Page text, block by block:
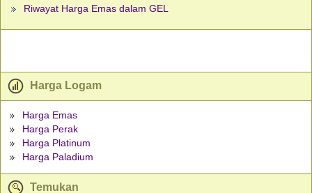
Riwayat Harga Emas dalam GEL
Harga Logam
Harga Emas
Harga Perak
Harga Platinum
Harga Paladium
Temukan